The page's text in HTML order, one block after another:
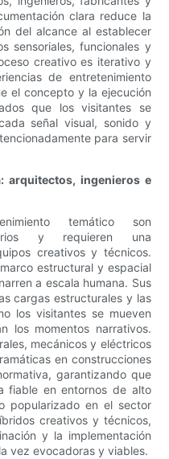
clara reduce la
del alcance al establecer
sensoriales, funcionales y
creativo es iterativo y
de entretenimiento
el concepto y la ejecución
que los visitantes se
señal visual, sonido y
para servir
arquitectos, ingenieros e
temático son
y requieren una
creativos y técnicos.
estructural y espacial
a escala humana. Sus
cargas estructurales y las
los visitantes se mueven
los momentos narrativos.
mecánicos y eléctricos
en construcciones
garantizando que
fiable en entornos de alto
popularizado en el sector
creativos y técnicos,
y la implementación
vez evocadoras y viables.